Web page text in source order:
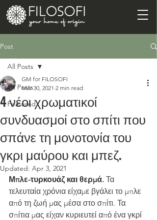
Post
All Posts
Featured
All Posts
4 νέοι χρωματικοί
συνδυασμοί στο σπίτι που
σπάνε τη μονοτονία του
γκρι μαύρου και μπεζ.
GM for FILOSOFI
Mar 30, 2021 2 min read
Updated: Apr 3, 2021
Μπλε-τυρκουάζ και θερμά. Τα
τελευταία χρόνια είχαμε βγάλει το μπλε
από τη ζωή μας μέσα στο σπίτι. Τα
σπίτια μας είχαν κυριευτεί από ένα γκρί